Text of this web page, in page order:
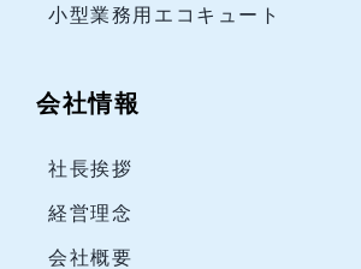
小型業務用エコキュート
会社情報
社長挨拶
経営理念
会社概要